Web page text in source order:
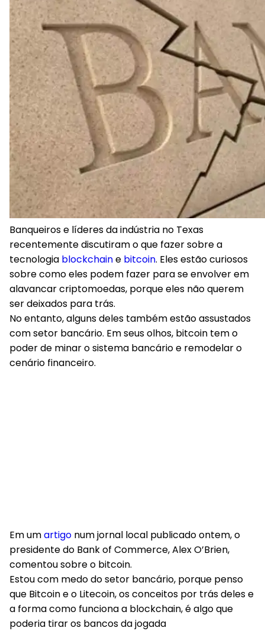
Banqueiros e líderes da indústria no Texas
recentemente discutiram o que fazer sobre a
tecnologia blockchaine bitcoin. Eles estão curiosos
sobre como eles podem fazer para se envolver em
alavancar criptomoedas, porque eles não querem
ser deixados para trás.
No entanto, alguns deles também estão assustados
com setor bancário. Em seus olhos, bitcoin tem o
poder de minar o sistema bancário e remodelar o
cenário financeiro.
Em umartigo num jornal local publicado ontem, o
presidente do Bank of Commerce, Alex O’Brien,
comentou sobre o bitcoin.
Estou com medo do setor bancário, porque penso
que Bitcoin e o Litecoin, os conceitos por trás deles e
a forma como funciona a blockchain, é algo que
poderia tirar os bancos da jogada